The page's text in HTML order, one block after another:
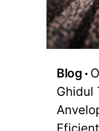
Blog
Ghidul